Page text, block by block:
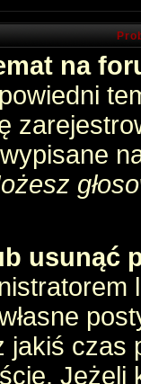
na
usunąć
jakiś
Jeżeli